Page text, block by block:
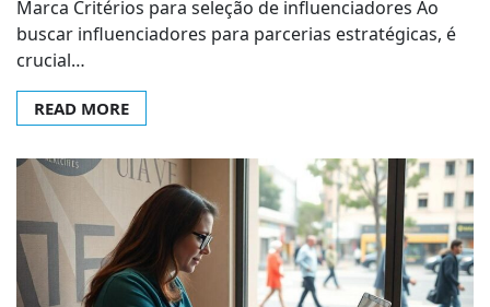
Marca Critérios para seleção de influenciadores Ao
buscar influenciadores para parcerias estratégicas, é
crucial…
READ MORE